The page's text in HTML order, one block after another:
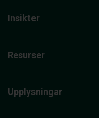
Insikter
Resurser
Upplysningar